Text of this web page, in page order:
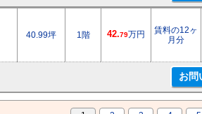
40.99坪 1階 42.79万円
賃料の12ヶ
月分